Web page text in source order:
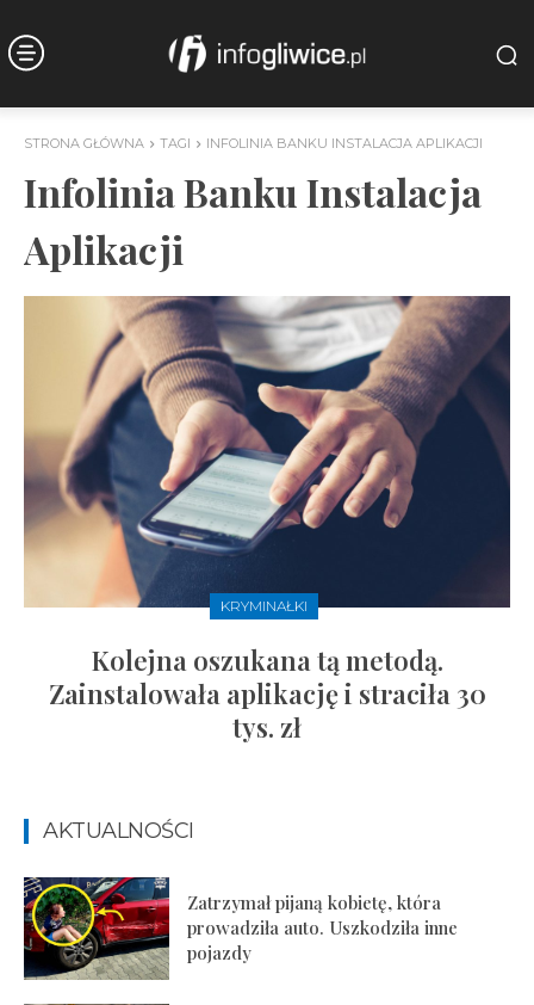
STRONA GŁÓWNA TAGI INFOLINIA BANKU INSTALACJA APLIKACJI
Infolinia Banku Instalacja
Aplikacji
KRYMINAŁKI
Kolejna oszukana tą metodą.
Zainstalowała aplikację i straciła 30
tys. zł
AKTUALNOŚCI
Zatrzymał pijaną kobietę, która
prowadziła auto. Uszkodziła inne
pojazdy